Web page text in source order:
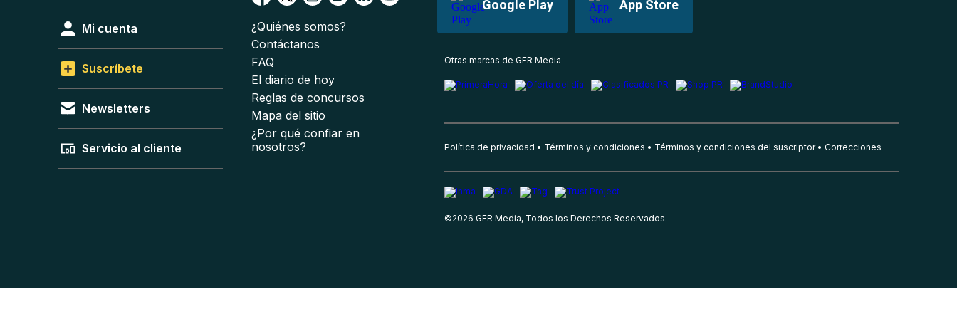
Google Play App Store
Mi cuenta
Suscríbete
Newsletters
Servicio al cliente
¿Quiénes somos?
Contáctanos
FAQ
El diario de hoy
Reglas de concursos
Mapa del sitio
¿Por qué confiar en
nosotros?
Otras marcas de GFR Media
Política de privacidad Términos y condiciones Términos y condiciones del suscriptor Correcciones
©2026 GFR Media, Todos los Derechos Reservados.